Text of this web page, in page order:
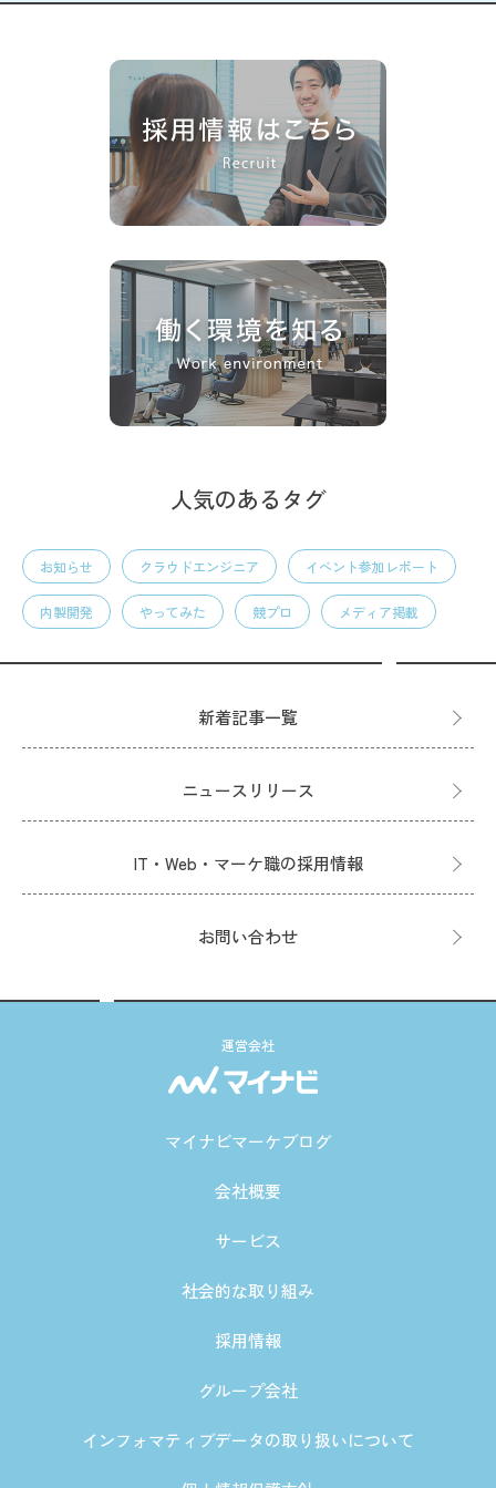
人気のあるタグ
お知らせ クラウドエンジニア イベント参加レポート
内製開発 やってみた 競プロ メディア掲載
新着記事一覧
ニュースリリース
IT・Web・マーケ職の採用情報
お問い合わせ
運営会社
マイナビマーケブログ
会社概要
サービス
社会的な取り組み
採用情報
グループ会社
インフォマティブデータの取り扱いについて